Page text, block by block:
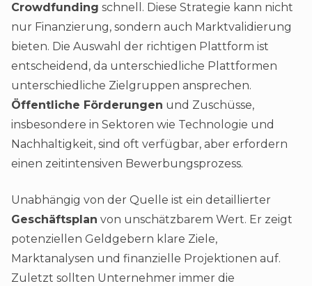
Crowdfunding schnell. Diese Strategie kann nicht
nur Finanzierung, sondern auch Marktvalidierung
bieten. Die Auswahl der richtigen Plattform ist
entscheidend, da unterschiedliche Plattformen
unterschiedliche Zielgruppen ansprechen.
Öffentliche Förderungen und Zuschüsse,
insbesondere in Sektoren wie Technologie und
Nachhaltigkeit, sind oft verfügbar, aber erfordern
einen zeitintensiven Bewerbungsprozess.
Unabhängig von der Quelle ist ein detaillierter
Geschäftsplan von unschätzbarem Wert. Er zeigt
potenziellen Geldgebern klare Ziele,
Marktanalysen und finanzielle Projektionen auf.
Zuletzt sollten Unternehmer immer die